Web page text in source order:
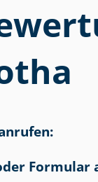
Formular